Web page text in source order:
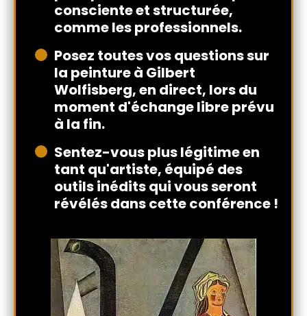
consciente et structurée,
comme les professionnels.
Posez toutes vos questions sur
la peinture à Gilbert
Wolfisberg, en direct, lors du
moment d'échange libre prévu
à la fin.
Sentez-vous plus légitime en
tant qu'artiste, équipé des
outils inédits qui vous seront
révélés dans cette conférence !